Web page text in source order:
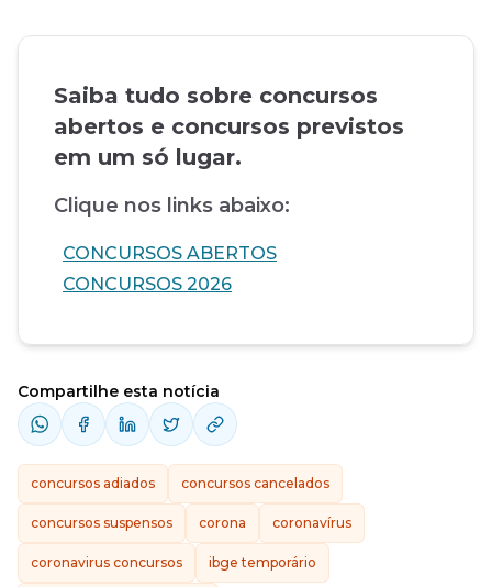
Saiba tudo sobre concursos
abertos e concursos previstos
em um só lugar.
Clique nos links abaixo:
CONCURSOS ABERTOS
CONCURSOS 2026
Compartilhe esta notícia
concursos adiados concursos cancelados
concursos suspensos corona coronavírus
coronavirus concursos ibge temporário